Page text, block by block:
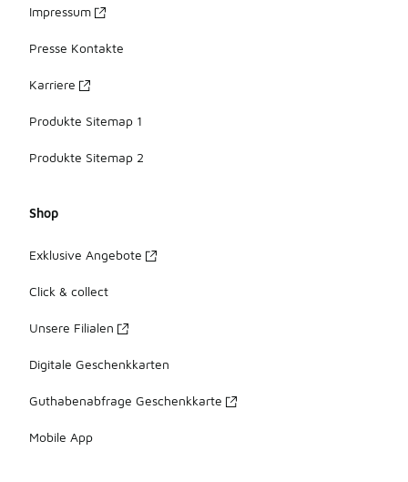
Impressum
Presse Kontakte
Karriere
Produkte Sitemap 1
Produkte Sitemap 2
Shop
Exklusive Angebote
Click & collect
Unsere Filialen
Digitale Geschenkkarten
Guthabenabfrage Geschenkkarte
Mobile App